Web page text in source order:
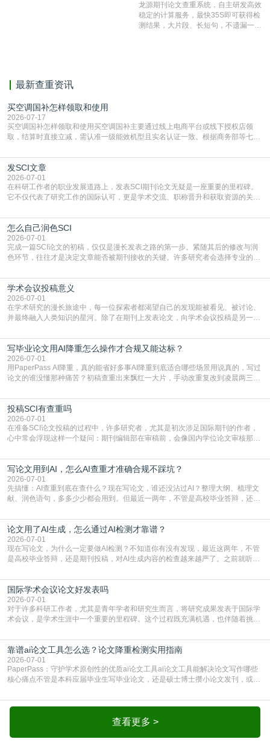
测时注意填写第一作者,才能排除已发
表文献复制比。（限制字符数1万）
龙源期刊论文查重系统，自主研发高效
稳定的计算服务，最快35S即可获得检
测结果，大片段、长短句，不遗漏一处
最新查重资讯
买空调国补怎样领取和使用
2026-07-17
买空调国补怎样领取和使用买空调国补主要通过线上电商平台或线下授权店领
取，结算时直接立减‌，需认准一级能效机型且实名认证一致。根据商务部等七部
能领到补贴首选‌京东APP‌搜索专属口令(如【家电补贴1637】、【国补立省
4949】等，口令会随活动更新，以页面显示为准)进入补贴专场。淘宝/天猫也可
复制粘贴【8$FKFGgJq
发SCI文章
2026-07-01
在科研工作者的职业发展道路上，发表SCI期刊论文无疑是一座重要的里程碑。
它不仅代表了研究工作的国际认可，更是学术交流、职称晋升和获取资源的关键
战与困惑。从选题立意到投稿回应，每一步都需要精心的策略与扎实的工作。本
篇AEIC学术交流中心小编就为大家介绍“发SCI文章”。一、精准定位是成功的第
一步发表SCI文章，首要解决的问题是“投
怎么自己润色SCI
2026-07-01
完成一篇SCI论文的初稿，仅仅是漫长发表之路的第一步。紧随其后的修改与润
色环节，往往才是决定文章能否被期刊接收的关键。许多研究者会选择专业的语
质量，更能在此过程中深化对学术写作的理解。如何系统、高效地打磨自己的论
文，使其在语言和学术表达上更符合国际期刊的要求，是每位研究者值得投入学
习的技能。本篇AEIC学术交流中心小编就为大家介
学术会议投稿意义
2026-07-01
在学术研究的漫长旅途中，每一位探索者都渴望自己的发现能被看见、被讨论、
并最终融入人类知识的星河。除了在期刊上发表论文，向学术会议投稿是另一个
广阔学术天地的大门，连接着个体研究与社会网络。本篇AEIC学术交流中心小编
就为大家介绍“学术会议投稿意义”。一、加速研究成果的传播与反馈学术会议通
常具有周期短、时效性强的特点。相比期刊漫长的
写毕业论文用AI降重怎么操作才合规又能达标？
2026-07-01
用PaperPass AI降重，真的能省好多事AI降重到底适合哪些场景用说真的，写过
论文的谁没懂那种痛苦？初稿查重出来飘红一大片，手动改重复改到凌晨两三
到秃头。这时候靠谱的AI降重真的就是救命稻草，选对工具，半天就能搞定你两
三天都做不完的事。不是所有人都需要用AI降重，但如果你符合下面这些场景，
真的可以试试：初稿写完重复率远超要
投稿SCI有查重吗
2026-07-01
在准备SCI论文投稿的过程中，许多研究者，尤其是初次涉足国际期刊的作者，
心中常会浮现这样一个疑问：期刊编辑部在审稿前，会像国内学位论文审核那
论文的初审通过率。实际上，SCI期刊对重复内容的审查是严谨投稿流程中不可
或缺的一环。本篇AEIC学术交流中心小编就为大家介绍“投稿SCI有查重吗”。
一、查重是标准流程答案是明确的：绝大多数S
写论文用到AI，怎么AI查重才准确合规不踩坑？
2026-07-01
先搞懂：AI查重到底在查什么？现在写论文，谁还没沾过AI？整理大纲、梳理文
献、润色语句，多多少少都会用到。但最近一两年，不管是高校毕业答辩，还是
须加做AI查重。很多人分不清，AI查重和普通查重到底有啥区别？这里说透：普
通查重查的是你的文字和已公开文献的重复比例，防的是抄袭；AI查重查的是你
的内容里，有多少是AI生成的，防的是过
论文用了AI生成，怎么通过AI检测才靠谱？
2026-07-01
现在写论文，为什么一定要做AI检测？不知道你有没有发现，最近这两年，不管
是高校毕业答辩，还是期刊投稿，对AI生成内容的检查越来越严了。之前就听身
要求修改，还差点被判定学术不规范，真的太冤了。现在国内多数高校和核心期
刊，都已经明确出台了相关规定：如果使用AI生成内容辅助写作，必须明确标
注，未标注的AI生成内容会被认定为不符合学
国际学术会议论文好发表吗
2026-07-01
对于许多科研工作者，尤其是青年学者和研究生而言，将研究成果发表于国际学
术会议，是学术生涯中一个重要的里程碑。这个过程既充满机遇，也伴随着挑
疑问：国际学术会议论文到底好不好发表？其价值和难度究竟如何衡量。本篇
AEIC学术交流中心小编就为大家介绍“国际学术会议论文好发表吗”。一、会议论
文发表的相对优势与期刊论文相比，国际会议论文的发
靠谱ai论文工具怎么选？论文降重检测实用指南
2026-07-01
PaperPass：守护学术原创性的优质ai论文工具ai论文工具能解决论文写作哪些
核心痛点不管是本科应届毕业生写毕业论文，还是硕士博士攒小论文发刊，或是
自己逐句读逐句改，熬好几个大夜不说，还经常改不到点上，交上去才发现重复
率超标，再返工太折腾。现在有了成熟的ai论文工具，这些痛点基本都能高效解
决。靠谱的ai论文工具，不止能帮你梳查看更多 >